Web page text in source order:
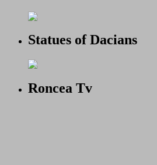
Statues of Dacians
Roncea Tv